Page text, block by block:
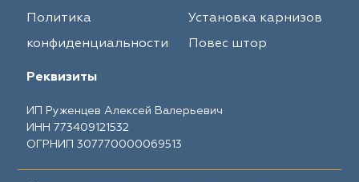
Политика
конфиденциальности
Установка карнизов
Повес штор
Реквизиты
ИП Руженцев Алексей Валерьевич
ИНН 773409121532
ОГРНИП 307770000069513